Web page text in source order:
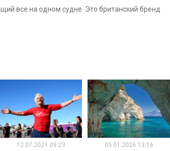
все на одном судне. Это британский бренд
12.07.2021 09:23
05.01.2026 13:16